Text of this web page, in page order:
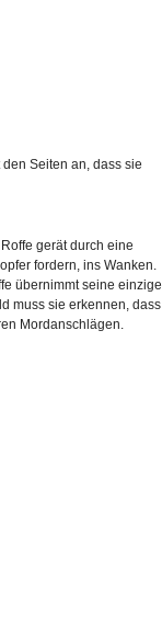
Seiten an, dass sie
gerät durch eine
fordern, ins Wanken.
übernimmt seine einzige
muss sie erkennen, dass
Mordanschlägen.